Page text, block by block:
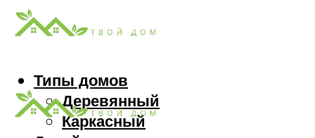
Типы домов
Деревянный
Каркасный